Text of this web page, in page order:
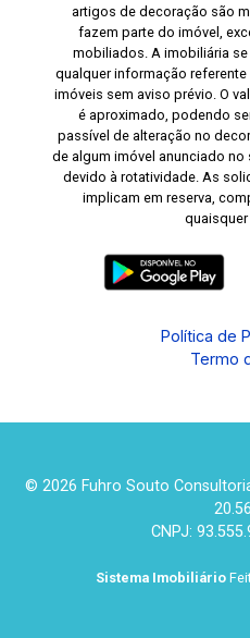
artigos de decoração são
fazem parte do imóvel,
mobiliados. A imobiliária
qualquer informação
imóveis sem aviso prévio. O
é aproximado, podendo
passível de alteração no
de algum imóvel anunciado no
devido à rotatividade. As
implicam em reserva,
quaisquer
Política de
Termo
© 2026 Fuhro Souto
CNPJ:
Sistema Imobiliário